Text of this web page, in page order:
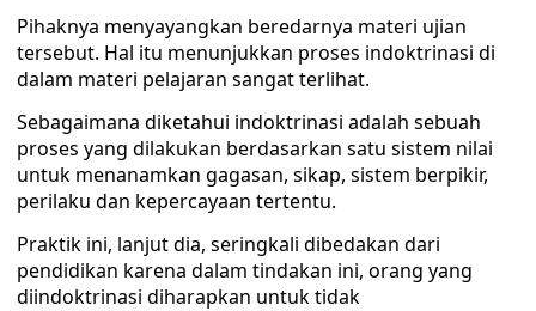
Pihaknya menyayangkan beredarnya materi ujian
tersebut. Hal itu menunjukkan proses indoktrinasi di
dalam materi pelajaran sangat terlihat.
Sebagaimana diketahui indoktrinasi adalah sebuah
proses yang dilakukan berdasarkan satu sistem nilai
untuk menanamkan gagasan, sikap, sistem berpikir,
perilaku dan kepercayaan tertentu.
Praktik ini, lanjut dia, seringkali dibedakan dari
pendidikan karena dalam tindakan ini, orang yang
diindoktrinasi diharapkan untuk tidak